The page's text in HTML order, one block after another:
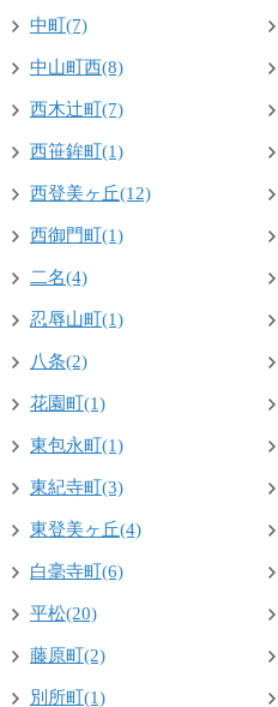
中町(7)
中山町西(8)
西木辻町(7)
西笹鉾町(1)
西登美ヶ丘(12)
西御門町(1)
二名(4)
忍辱山町(1)
八条(2)
花園町(1)
東包永町(1)
東紀寺町(3)
東登美ヶ丘(4)
白毫寺町(6)
平松(20)
藤原町(2)
別所町(1)